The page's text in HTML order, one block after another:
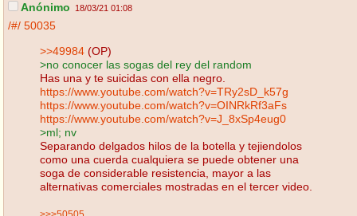
Anónimo 18/03/21 01:08
/#/ 50035
>>49984 (OP)
>no conocer las sogas del rey del random
Has una y te suicidas con ella negro.
https://www.youtube.com/watch?v=TRy2sD_k57g
https://www.youtube.com/watch?v=OINRkRf3aFs
https://www.youtube.com/watch?v=J_8xSp4eug0
>ml; nv
Separando delgados hilos de la botella y tejiendolos
como una cuerda cualquiera se puede obtener una
soga de considerable resistencia, mayor a las
alternativas comerciales mostradas en el tercer video.